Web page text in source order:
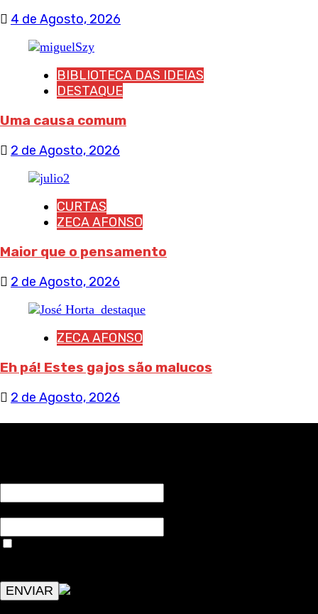
4 de Agosto, 2026
BIBLIOTECA DAS IDEIAS
DESTAQUE
Uma causa comum
2 de Agosto, 2026
CURTAS
ZECA AFONSO
Maior que o pensamento
2 de Agosto, 2026
ZECA AFONSO
Eh pá! Estes gajos são malucos
2 de Agosto, 2026